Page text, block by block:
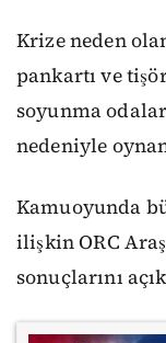
Krize neden
pankartı ve
soyunma
nedeniyle
Kamuoyunda
ilişkin ORC
sonuçlarını